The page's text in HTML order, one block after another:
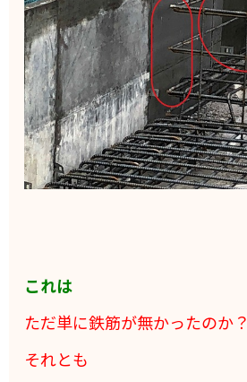
これは
ただ単に鉄筋が無かったのか？
それとも